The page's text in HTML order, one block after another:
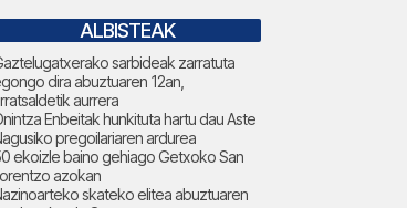
ALBISTEAK
sarbideak zarratuta
dira abuztuaren 12an,
aurrera
Enbeitak hunkituta hartu dau Aste
pregoilariaren ardurea
ekoizle baino gehiago Getxoko San
azokan
skateko elitea abuztuaren